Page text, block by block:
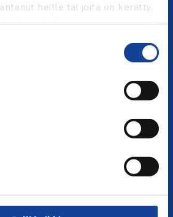
heille tai joita on kerätty,
palvelujaan.
Nurmen tie 1, 00250 Helsinki
→